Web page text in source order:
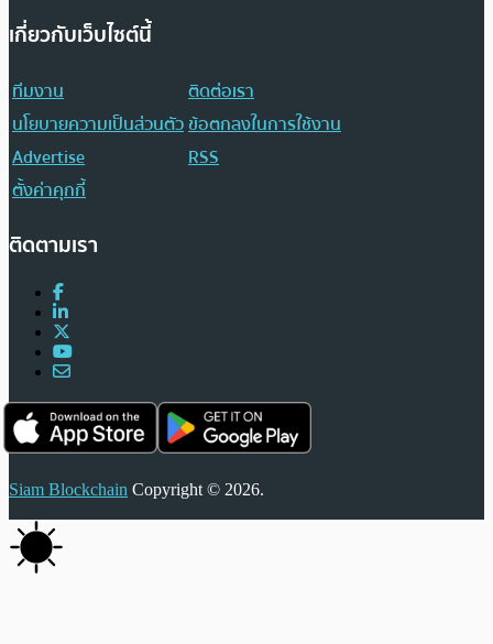
เกี่ยวกับเว็บไซต์นี้
ทีมงาน
ติดต่อเรา
นโยบายความเป็นส่วนตัวข้อตกลงในการใช้งาน
Advertise
RSS
ตั้งค่าคุกกี้
ติดตามเรา
Siam Blockchain Copyright © 2026.